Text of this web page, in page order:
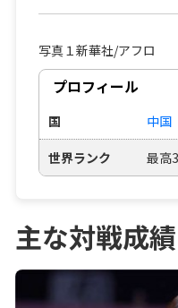
写真１新華社/アフロ
プロフィール
国 中国
世界ランク 最高
主な対戦成績